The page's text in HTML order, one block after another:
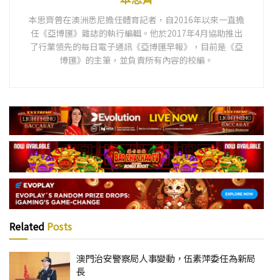
本思齊曾在澳洲悉尼擔任體育記者，自2016年以來一直擔
任《亞博匯》雜誌的執行編輯。他於2017年4月協助推出
了行業領先的每日電子通訊《亞博匯早報》，目前是《亞
博匯》的主筆，並負責所有內容的校編。
Related Posts
澳門治安警察局人事變動，伍素萍委任為新局
長